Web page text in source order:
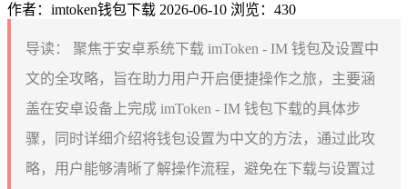
作者：imtoken钱包下载 2026-06-10 浏览：430
导读：
聚焦于安卓系统下载 imToken - IM 钱包及设置中
文的全攻略，旨在助力用户开启便捷操作之旅，主要涵
盖在安卓设备上完成 imToken - IM 钱包下载的具体步
骤，同时详细介绍将钱包设置为中文的方法，通过此攻
略，用户能够清晰了解操作流程，避免在下载与设置过